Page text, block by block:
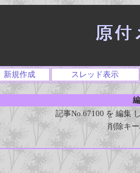
新規作成 スレッド表示
記事No.67100 を 編集
削除キ